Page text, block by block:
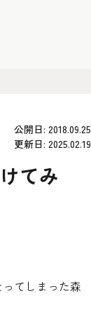
公開日: 2018.09.25
更新日: 2025.02.19
てみ
てしまった森